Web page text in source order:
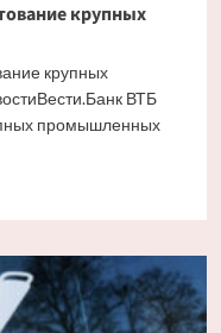
крупных
крупных
ВТБ
промышленных